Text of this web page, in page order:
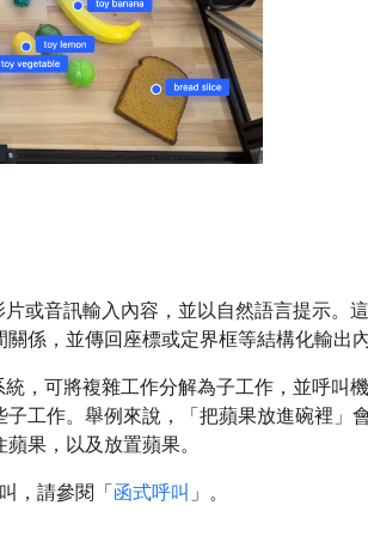
或音訊輸入內容，並以自然語言提示。
係，並傳回座標或定界框等結構化輸出內
，可將複雜工作分解為子工作，並呼叫
工作。舉例來說，「把蘋果放進碗裡」
果，以及放置蘋果。
，請參閱「 函式呼叫 」。